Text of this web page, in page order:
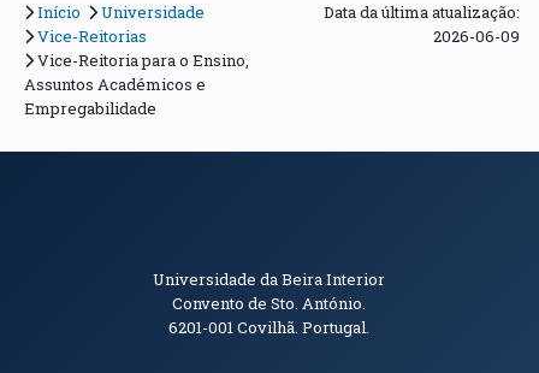
Início
Universidade
Vice-Reitorias
Vice-Reitoria para o Ensino,
Assuntos Académicos e
Empregabilidade
Data da última atualização:
2026-06-09
Informações de Contacto
Universidade da Beira Interior
Convento de Sto. António.
6201-001Covilhã. Portugal.